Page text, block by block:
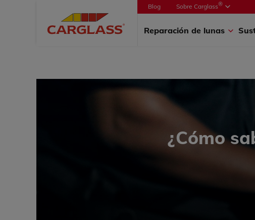
Blog Sobre Carglass®
Reparación de lunas
¿Cómo